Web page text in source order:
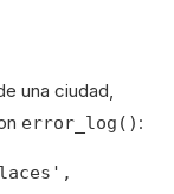
una ciudad,
error_log() :